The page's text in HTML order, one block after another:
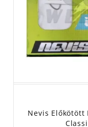
Nevis Előkötött